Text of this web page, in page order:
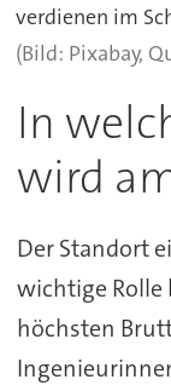
verdienen im
(Bild: Pixabay,
In
wird
Der Standort
wichtige Rolle
höchsten